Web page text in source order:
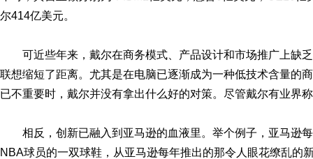
尔414亿美元。
可近些年来，戴尔在商务模式、产品设计和市场推广上缺
联想缩短了距离。尤其是在电脑已逐渐成为一种低技术含量的
已不重要时，戴尔并没有拿出什么好的对策。尽管戴尔有业界
相反，创新已融入到亚马逊的血液里。举个例子，亚马逊
NBA球员的一双球鞋，从亚马逊每年推出的那令人眼花缭乱的